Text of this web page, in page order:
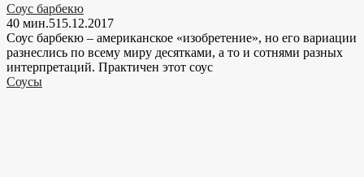
Соус барбекю
40 мин.515.12.2017
Соус барбекю – американское «изобретение», но его вариации
разнеслись по всему миру десятками, а то и сотнями разных
интерпретаций. Практичен этот соус
Соусы